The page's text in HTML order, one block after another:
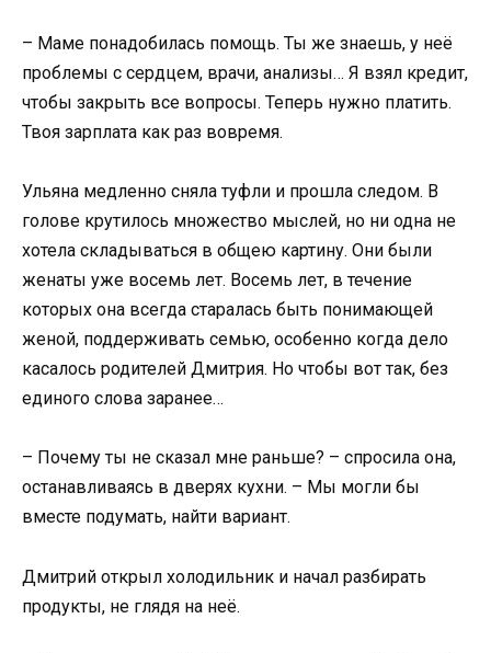
– Маме понадобилась помощь. Ты же знаешь, у неё
проблемы с сердцем, врачи, анализы… Я взял кредит,
чтобы закрыть все вопросы. Теперь нужно платить.
Твоя зарплата как раз вовремя.
Ульяна медленно сняла туфли и прошла следом. В
голове крутилось множество мыслей, но ни одна не
хотела складываться в общею картину. Они были
женаты уже восемь лет. Восемь лет, в течение
которых она всегда старалась быть понимающей
женой, поддерживать семью, особенно когда дело
касалось родителей Дмитрия. Но чтобы вот так, без
единого слова заранее…
– Почему ты не сказал мне раньше? – спросила она,
останавливаясь в дверях кухни. – Мы могли бы
вместе подумать, найти вариант.
Дмитрий открыл холодильник и начал разбирать
продукты, не глядя на неё.